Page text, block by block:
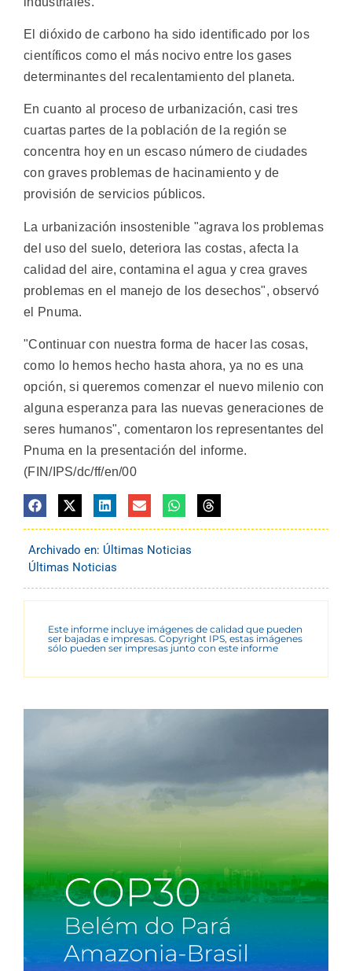
El dióxido de carbono ha sido identificado por los
científicos como el más nocivo entre los gases
determinantes del recalentamiento del planeta.
En cuanto al proceso de urbanización, casi tres
cuartas partes de la población de la región se
concentra hoy en un escaso número de ciudades
con graves problemas de hacinamiento y de
provisión de servicios públicos.
La urbanización insostenible "agrava los problemas
del uso del suelo, deteriora las costas, afecta la
calidad del aire, contamina el agua y crea graves
problemas en el manejo de los desechos", observó
el Pnuma.
"Continuar con nuestra forma de hacer las cosas,
como lo hemos hecho hasta ahora, ya no es una
opción, si queremos comenzar el nuevo milenio con
alguna esperanza para las nuevas generaciones de
seres humanos", comentaron los representantes del
Pnuma en la presentación del informe.
(FIN/IPS/dc/ff/en/00
Archivado en: Últimas Noticias
Últimas Noticias
Este informe incluye imágenes de calidad que pueden
ser bajadas e impresas. Copyright IPS, estas imágenes
sólo pueden ser impresas junto con este informe